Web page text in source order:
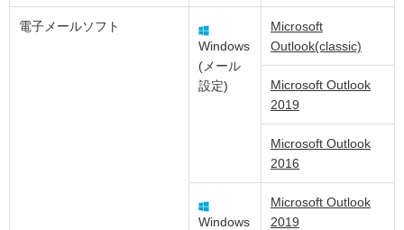
電子メールソフト
Windows
(メール
設定)
Microsoft
Outlook(classic)
Microsoft Outlook
2019
Microsoft Outlook
2016
Windows
Microsoft Outlook
2019